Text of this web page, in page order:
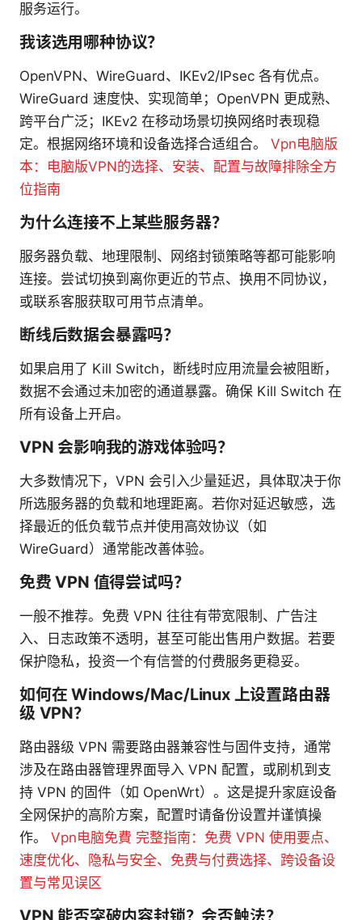
服务运行。
我该选用哪种协议？
OpenVPN、WireGuard、IKEv2/IPsec 各有优点。
WireGuard 速度快、实现简单；OpenVPN 更成熟、
跨平台广泛；IKEv2 在移动场景切换网络时表现稳
定。根据网络环境和设备选择合适组合。 Vpn电脑版
本：电脑版VPN的选择、安装、配置与故障排除全方
位指南
为什么连接不上某些服务器？
服务器负载、地理限制、网络封锁策略等都可能影响
连接。尝试切换到离你更近的节点、换用不同协议，
或联系客服获取可用节点清单。
断线后数据会暴露吗？
如果启用了 Kill Switch，断线时应用流量会被阻断，
数据不会通过未加密的通道暴露。确保 Kill Switch 在
所有设备上开启。
VPN 会影响我的游戏体验吗？
大多数情况下，VPN 会引入少量延迟，具体取决于你
所选服务器的负载和地理距离。若你对延迟敏感，选
择最近的低负载节点并使用高效协议（如
WireGuard）通常能改善体验。
免费 VPN 值得尝试吗？
一般不推荐。免费 VPN 往往有带宽限制、广告注
入、日志政策不透明，甚至可能出售用户数据。若要
保护隐私，投资一个有信誉的付费服务更稳妥。
如何在 Windows/Mac/Linux 上设置路由器
级 VPN？
路由器级 VPN 需要路由器兼容性与固件支持，通常
涉及在路由器管理界面导入 VPN 配置，或刷机到支
持 VPN 的固件（如 OpenWrt）。这是提升家庭设备
全网保护的高阶方案，配置时请备份设置并谨慎操
作。 Vpn电脑免費 完整指南：免费 VPN 使用要点、
速度优化、隐私与安全、免费与付费选择、跨设备设
置与常见误区